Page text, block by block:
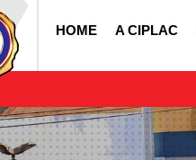
HOME A CIPLAC